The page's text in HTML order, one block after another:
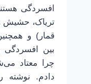
افسردگی
تریاک، حشیش و
قمار) و
بین افسردگی
چرا معتاد
دادم. نوشته